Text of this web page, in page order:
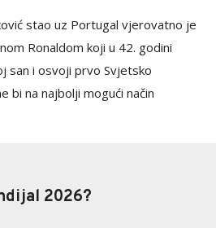
stao uz Portugal vjerovatno je
Ronaldom koji u 42. godini
san i osvoji prvo Svjetsko
bi na najbolji mogući način
2026?